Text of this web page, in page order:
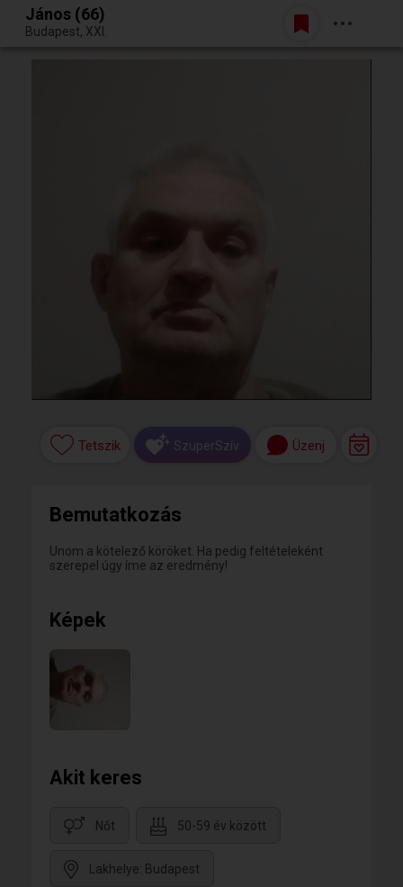
Egy jó randiból bármi lehet.
Belépés
János (66)
Budapest, XXI.
Tetszik SzuperSzív Üzenj
Bemutatkozás
Unom a kötelező köröket. Ha pedig feltételeként
szerepel úgy íme az eredmény!
Képek
Akit keres
Nőt 50-59 év között
Lakhelye: Budapest